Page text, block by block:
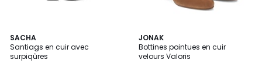
SACHA
Santiags en cuir avec
surpiqûres
JONAK
Bottines pointues en cuir
velours Valoris